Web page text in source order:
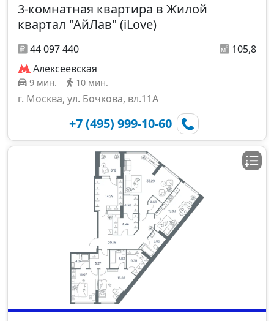
3-комнатная квартира в Жилой
квартал "АйЛав" (iLove)
44 097 440
105,8
Алексеевская
9 мин. 10 мин.
г. Москва, ул. Бочкова, вл.11А
+7 (495) 999-10-60